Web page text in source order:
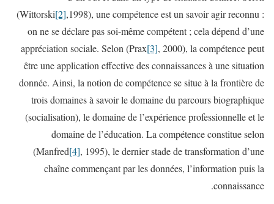
(Wittorski[2],1998), une compétence est un savoir agir reconnu :
on ne se déclare pas soi-même compétent ; cela dépend d’une
appréciation sociale. Selon (Prax[3], 2000), la compétence peut
être une application effective des connaissances à une situation
donnée. Ainsi, la notion de compétence se situe à la frontière de
trois domaines à savoir le domaine du parcours biographique
(socialisation), le domaine de l’expérience professionnelle et le
domaine de l’éducation. La compétence constitue selon
(Manfred[4], 1995), le dernier stade de transformation d’une
chaîne commençant par les données, l’information puis la
connaissance.